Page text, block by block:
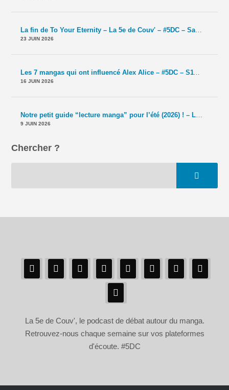
La fin de To Your Eternity – La 5e de Couv' – #5DC – Saison 11 épisode 41
23 JUIN 2026
Les 7 mangas qui ont influencé Alex Alice – #5DC – S11E40
16 JUIN 2026
Notre petit guide “lecture manga” pour l’été (2026) ! – La 5e de Couv' – #5DC – Saison 11 épisode 39
9 JUIN 2026
Chercher ?
La 5e de Couv', le podcast de débat autour du manga.
Retrouvez-nous chaque semaine sur vos plateformes
d'écoute. #5DC